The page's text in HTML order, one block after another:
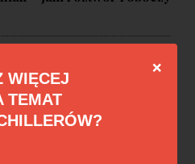
TOPIE
❌
WIĘCEJ
TEMAT